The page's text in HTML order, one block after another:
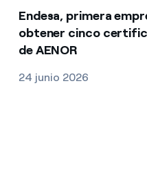
Endesa, primera
obtener cinco
de AENOR
24 junio 2026